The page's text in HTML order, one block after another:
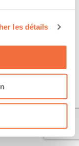
les détails